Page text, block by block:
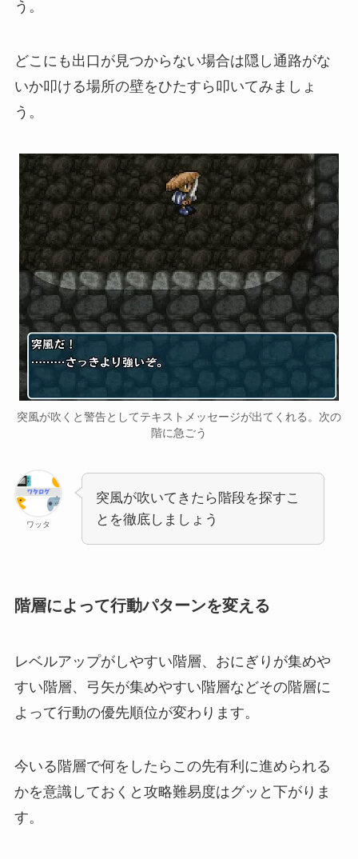
う。
どこにも出口が見つからない場合は隠し通路がな
いか叩ける場所の壁をひたすら叩いてみましょ
う。
突風が吹くと警告としてテキストメッセージが出てくれる。次の
階に急ごう
ワッタ
突風が吹いてきたら階段を探すこ
とを徹底しましょう
階層によって行動パターンを変える
レベルアップがしやすい階層、おにぎりが集めや
すい階層、弓矢が集めやすい階層などその階層に
よって行動の優先順位が変わります。
今いる階層で何をしたらこの先有利に進められる
かを意識しておくと攻略難易度はグッと下がりま
す。